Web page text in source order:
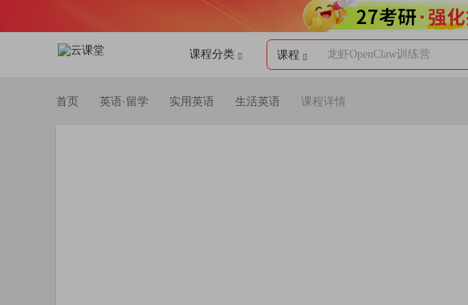
课程分类 课程 龙虾OpenClaw训练营
首页 英语·留学 实用英语 生活英语 课程详情